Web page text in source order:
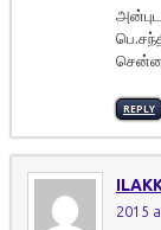
REPLY
2015